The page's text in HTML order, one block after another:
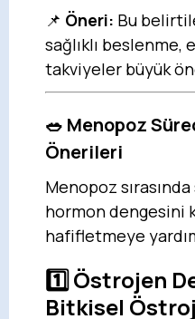
📌 Öneri: Bu
sağlıklı beslenme,
takviyeler büyük
🥗 Menopoz
Önerileri
Menopoz
hormon dengesini
hafifletmeye
1️⃣Östrojen
Bitkisel